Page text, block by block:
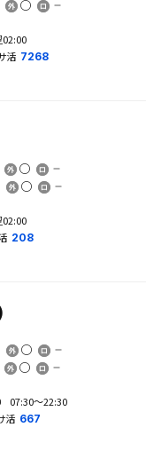
02:00
活 7268
02:00
208
07:30〜22:30
活 667